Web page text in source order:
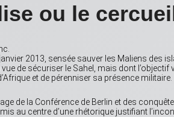
ou le
janvier 2013, sensée sauver les Maliens des
de sécuriser le Sahel, mais dont
et de pérenniser sa présence militaire.
de la Conférence de Berlin et des
au centre d’une rhétorique justifiant